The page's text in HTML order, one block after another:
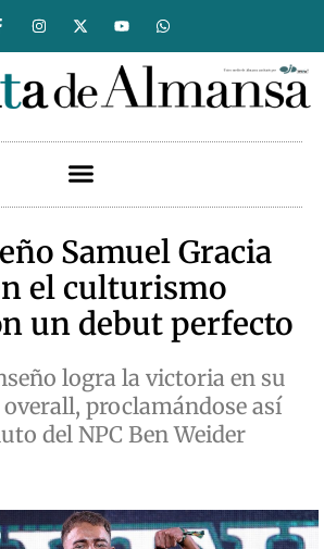
Samuel Gracia
el culturismo
un debut perfecto
logra la victoria en su
proclamándose así
del NPC Ben Weider